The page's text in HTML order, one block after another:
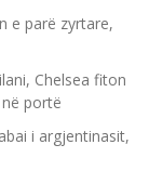
e parë zyrtare,
Chelsea fiton
portë
i argjentinasit,